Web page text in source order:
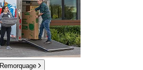
Remorquage